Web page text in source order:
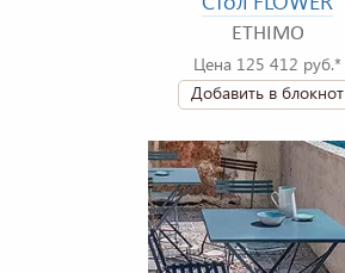
ETHIMO
Цена 125 412 руб.*
Добавить в блокнот